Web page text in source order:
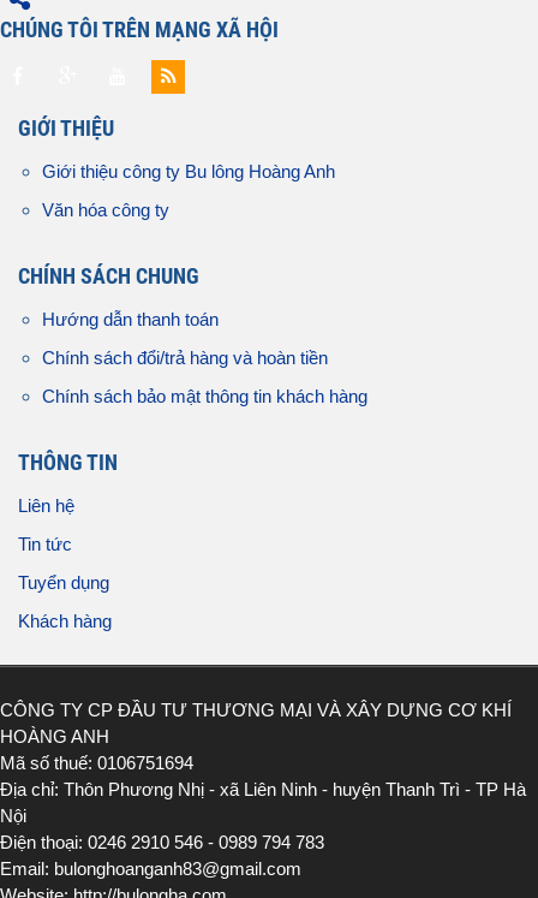
CHÚNG TÔI TRÊN MẠNG XÃ HỘI
GIỚI THIỆU
Giới thiệu công ty Bu lông Hoàng Anh
Văn hóa công ty
CHÍNH SÁCH CHUNG
Hướng dẫn thanh toán
Chính sách đổi/trả hàng và hoàn tiền
Chính sách bảo mật thông tin khách hàng
THÔNG TIN
Liên hệ
Tin tức
Tuyển dụng
Khách hàng
CÔNG TY CP ĐẦU TƯ THƯƠNG MẠI VÀ XÂY DỰNG CƠ KHÍ
HOÀNG ANH
Mã số thuế: 0106751694
Địa chỉ: Thôn Phương Nhị - xã Liên Ninh - huyện Thanh Trì - TP Hà
Nội
Điện thoại: 0246 2910 546 - 0989 794 783
Email: bulonghoanganh83@gmail.com